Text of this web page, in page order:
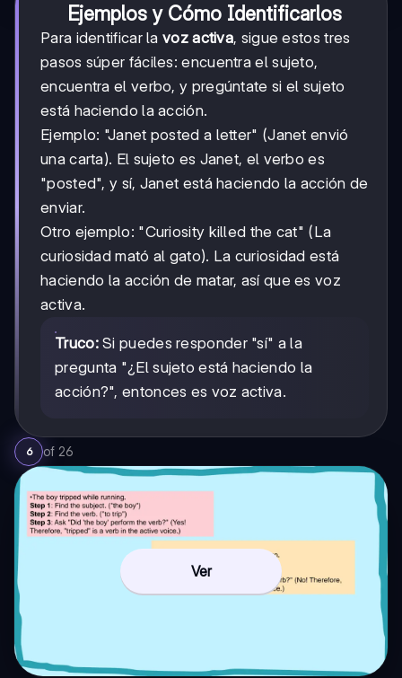
Ejemplos y Cómo Identificarlos
Para identificar la voz activa, sigue estos tres
pasos súper fáciles: encuentra el sujeto,
encuentra el verbo, y pregúntate si el sujeto
está haciendo la acción.
Ejemplo: "Janet posted a letter" (Janet envió
una carta). El sujeto es Janet, el verbo es
"posted", y sí, Janet está haciendo la acción de
enviar.
Otro ejemplo: "Curiosity killed the cat" (La
curiosidad mató al gato). La curiosidad está
haciendo la acción de matar, así que es voz
activa.
Truco:Si puedes responder "sí" a la
pregunta "¿El sujeto está haciendo la
acción?", entonces es voz activa.
6 of 26
Ver